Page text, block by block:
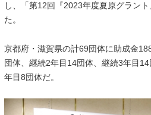
し、「第12回『2023年度夏原グラン
た。
京都府・滋賀県の計69団体に助成金
団体、継続2年目14団体、継続3年目
年目8団体だ。